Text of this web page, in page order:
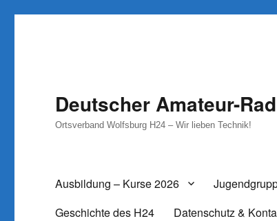
Deutscher Amateur-
Ortsverband Wolfsburg H24 – Wir lieben Technik!
Ausbildung – Kurse 2026
Geschichte des H24
Datenschutz &